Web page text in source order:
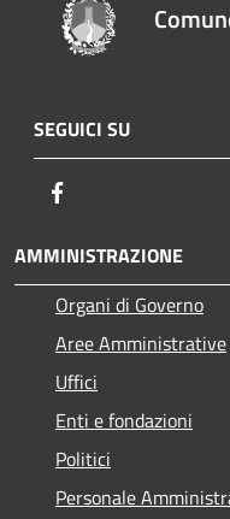
SEGUICI SU
AMMINISTRAZIONE
Organi di Governo
Aree Amministrative
Uffici
Enti e fondazioni
Politici
Personale